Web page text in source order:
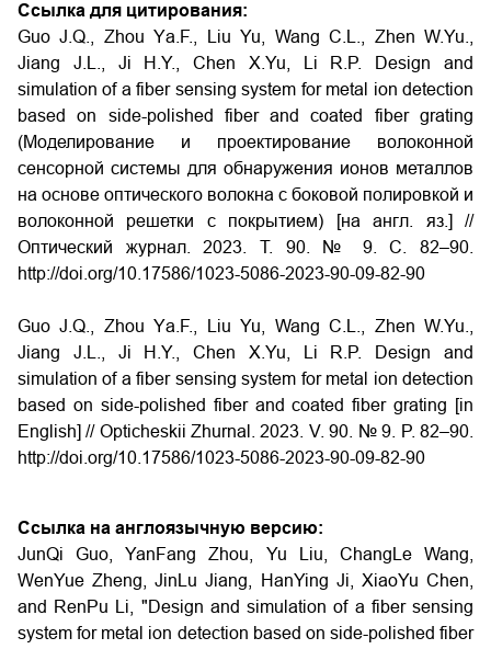
Ссылка для цитирования:
Guo J.Q., Zhou Yа.F., Liu Yu, Wang C.L., Zhen W.Yu.,
Jiang J.L., Ji H.Y., Chen X.Yu, Li R.P. Design and
simulation of a fiber sensing system for metal ion detection
based on side-polished fiber and coated fiber grating
(Моделирование и проектирование волоконной
сенсорной системы для обнаружения ионов металлов
на основе оптического волокна с боковой полировкой и
волоконной решетки с покрытием) [на англ. яз.] //
Оптический журнал. 2023. Т. 90. № 9. С. 82–90.
http://doi.org/10.17586/1023-5086-2023-90-09-82-90
Guo J.Q., Zhou Yа.F., Liu Yu, Wang C.L., Zhen W.Yu.,
Jiang J.L., Ji H.Y., Chen X.Yu, Li R.P. Design and
simulation of a fiber sensing system for metal ion detection
based on side-polished fiber and coated fiber grating [in
English] // Opticheskii Zhurnal. 2023. V. 90. № 9. P. 82–90.
http://doi.org/10.17586/1023-5086-2023-90-09-82-90
Ссылка на англоязычную версию:
JunQi Guo, YanFang Zhou, Yu Liu, ChangLe Wang,
WenYue Zheng, JinLu Jiang, HanYing Ji, XiaoYu Chen,
and RenPu Li, "Design and simulation of a fiber sensing
system for metal ion detection based on side-polished fiber